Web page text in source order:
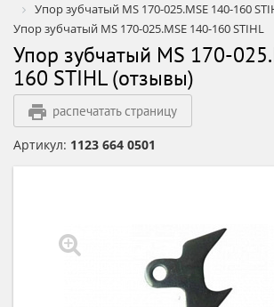
Упор зубчатый MS 170-025.MSE 140-160
Упор зубчатый MS 170-025.MSE 140-160 STIHL
Упор зубчатый MS 170-
160 STIHL (отзывы)
распечатать страницу
Артикул: 1123 664 0501